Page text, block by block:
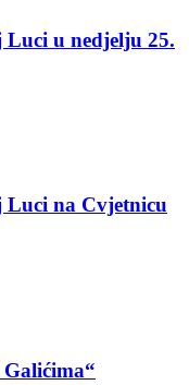
u nedjelju 25.
na Cvjetnicu